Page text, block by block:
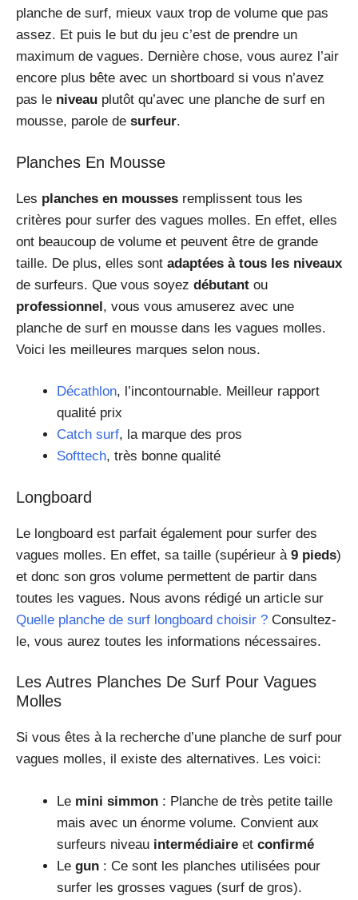
planche de surf, mieux vaux trop de volume que pas
assez. Et puis le but du jeu c’est de prendre un
maximum de vagues. Dernière chose, vous aurez l’air
encore plus bête avec un shortboard si vous n’avez
pas le niveau plutôt qu’avec une planche de surf en
mousse, parole de surfeur.
Planches En Mousse
Les planches en mousses remplissent tous les
critères pour surfer des vagues molles. En effet, elles
ont beaucoup de volume et peuvent être de grande
taille. De plus, elles sont adaptées à tous les niveaux
de surfeurs. Que vous soyez débutant ou
professionnel, vous vous amuserez avec une
planche de surf en mousse dans les vagues molles.
Voici les meilleures marques selon nous.
Décathlon, l’incontournable. Meilleur rapport
qualité prix
Catch surf, la marque des pros
Softtech, très bonne qualité
Longboard
Le longboard est parfait également pour surfer des
vagues molles. En effet, sa taille (supérieur à 9 pieds)
et donc son gros volume permettent de partir dans
toutes les vagues. Nous avons rédigé un article sur
Quelle planche de surf longboard choisir ? Consultez-
le, vous aurez toutes les informations nécessaires.
Les Autres Planches De Surf Pour Vagues
Molles
Si vous êtes à la recherche d’une planche de surf pour
vagues molles, il existe des alternatives. Les voici:
Le mini simmon : Planche de très petite taille
mais avec un énorme volume. Convient aux
surfeurs niveau intermédiaire et confirmé
Le gun : Ce sont les planches utilisées pour
surfer les grosses vagues (surf de gros).